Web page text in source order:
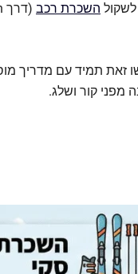
השכרת רכב
זאת תמיד עם מדריך
מפני קור ושלג.